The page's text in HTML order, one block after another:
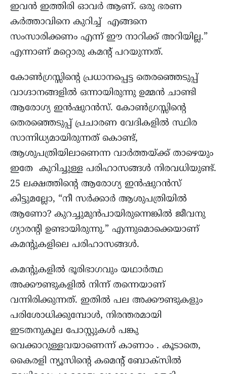
ഇവൻ ഇത്തിരി ഓവർ ആണ്. ഒരു ഭരണ
കർത്താവിനെ കുറിച്ച് എങ്ങനെ
സംസാരിക്കണം എന്ന് ഈ നാറിക്ക് അറിയില്ല.”
എന്നാണ് മറ്റൊരു കമന്‍റ് പറയുന്നത്.
കോണ്‍ഗ്രസ്സിന്റെ പ്രധാനപ്പെട്ട തെരഞ്ഞെടുപ്പ്
വാഗ്ദാനങ്ങളില്‍ ഒന്നായിരുന്നു ഉമ്മന്‍ ചാണ്ടി
ആരോഗ്യ ഇന്‍ഷുറന്‍സ്. കോണ്‍ഗ്രസ്സിന്റെ
തെരഞ്ഞെടുപ്പ് പ്രചാരണ വേദികളില്‍ സ്ഥിര
സാന്നിധ്യമായിരുന്നത് കൊണ്ട്,
ആശുപത്രിയിലാണെന്ന വാര്‍ത്തയ്ക്ക് താഴെയും
ഇതേ കുറിച്ചുള്ള പരിഹാസങ്ങള്‍ നിരവധിയുണ്ട്.
25 ലക്ഷത്തിന്റെ ആരോഗ്യ ഇന്‍ഷുറൻസ്
കിട്ടുമല്ലോ, “നീ സർക്കാർ ആശുപത്രിയിൽ
ആണോ? കുറച്ചുമുൻപായിരുന്നെങ്കിൽ ജീവനു
ഗ്യാരന്റി ഉണ്ടായിരുന്നു.” എന്നുമൊക്കെയാണ്
കമന്റുകളിലെ പരിഹാസങ്ങള്‍.
കമന്റുകളില്‍ ഭൂരിഭാഗവും യഥാര്‍ത്ഥ
അക്കൗണ്ടുകളില്‍ നിന്ന് തന്നെയാണ്
വന്നിരിക്കുന്നത്. ഇതില്‍ പല അക്കൗണ്ടുകളും
പരിശോധിക്കുമ്പോള്‍, നിരന്തരമായി
ഇടതനുകൂല പോസ്റ്റുകള്‍ പങ്കു
വെക്കാറുള്ളവയാണെന്ന് കാണാം . കൂടാതെ,
കൈരളി ന്യൂസിന്റെ കമെന്‍റ് ബോക്സില്‍